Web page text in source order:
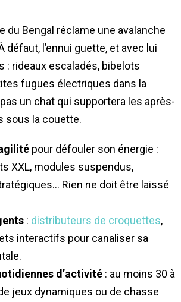
du Bengal réclame une avalanche
défaut, l’ennui guette, et avec lui
: rideaux escaladés, bibelots
fugues électriques dans la
pas un chat qui supportera les après-
sous la couette.
pour défouler son énergie :
XXL, modules suspendus,
Rien ne doit être laissé
: distributeurs de croquettes,
interactifs pour canaliser sa
d’activité : au moins 30 à
jeux dynamiques ou de chasse